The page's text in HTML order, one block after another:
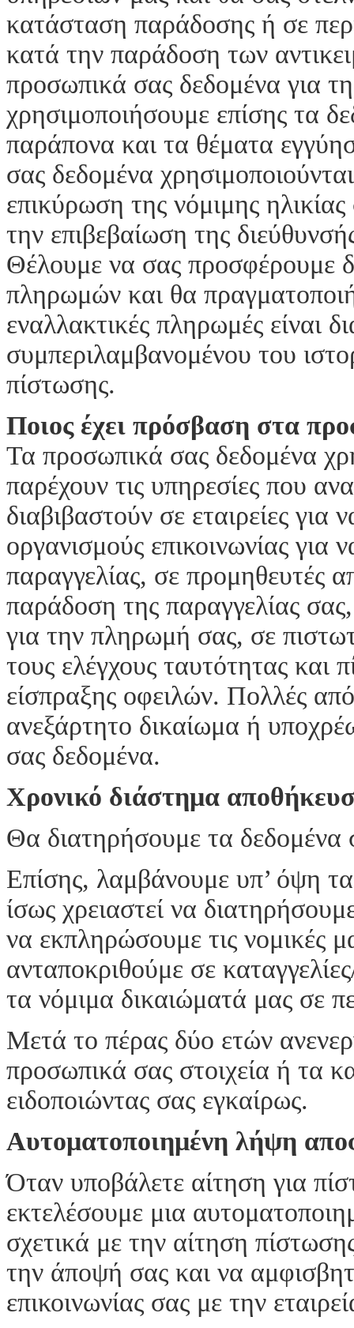
κατάσταση παράδοσης ή σε
κατά την παράδοση των
προσωπικά σας δεδομένα για
χρησιμοποιήσουμε επίσης τα
παράπονα και τα θέματα
σας δεδομένα
επικύρωση της νόμιμης
την επιβεβαίωση της
Θέλουμε να σας προσφέρουμε
πληρωμών και θα
εναλλακτικές πληρωμές είναι
συμπεριλαμβανομένου του
πίστωσης.
Ποιος έχει πρόσβαση στα
Τα προσωπικά σας δεδομένα
παρέχουν τις υπηρεσίες που
διαβιβαστούν σε εταιρείες
οργανισμούς επικοινωνίας για
παραγγελίας, σε προμηθευτές
παράδοση της παραγγελίας
για την πληρωμή σας, σε
τους ελέγχους ταυτότητας και
είσπραξης οφειλών. Πολλές από
ανεξάρτητο δικαίωμα ή
σας δεδομένα.
Χρονικό διάστημα
Θα διατηρήσουμε τα δεδομένα
Επίσης, λαμβάνουμε υπ’ όψη
ίσως χρειαστεί να
να εκπληρώσουμε τις νομικές
ανταποκριθούμε σε
τα νόμιμα δικαιώματά μας σε
Μετά το πέρας δύο ετών
προσωπικά σας στοιχεία ή τα
ειδοποιώντας σας εγκαίρως.
Αυτοματοποιημένη λήψη
Όταν υποβάλετε αίτηση για
εκτελέσουμε μια
σχετικά με την αίτηση
την άποψή σας και να
επικοινωνίας σας με την